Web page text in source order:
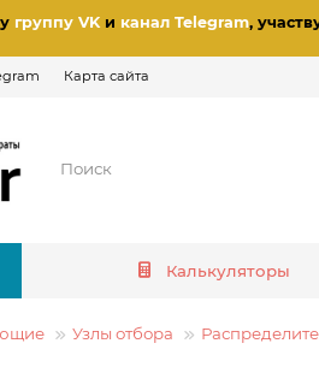
группу VKи канал Telegram,
Карта сайта
Калькуляторы
Узлы отбора